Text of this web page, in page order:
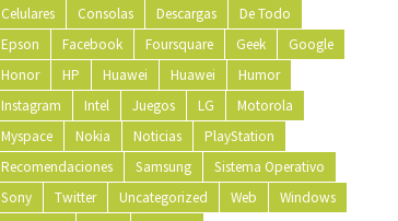
Celulares
Consolas Descargas
De Todo
Epson
Facebook Foursquare Geek
Google
Honor
HP Huawei Huawei
Humor
Instagram
Intel Juegos LG
Motorola
Myspace
Nokia Noticias
PlayStation
Recomendaciones
Samsung
Sistema Operativo
Sony
Twitter Uncategorized Web
Windows